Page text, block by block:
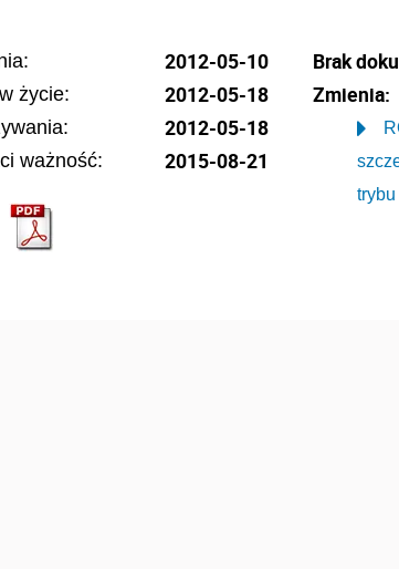
2012-05-10
życie: 2012-05-18
2012-05-18
ważność: 2015-08-21
Brak
Zmienia: